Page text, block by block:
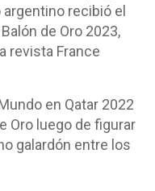
recibió el
de Oro 2023,
revista France
en Qatar 2022
Oro luego de figurar
galardón entre los